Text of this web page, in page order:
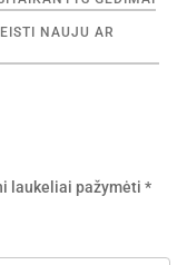
NAUJU AR
laukeliai pažymėti *